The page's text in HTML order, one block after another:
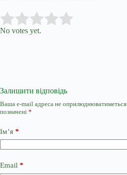
Rate this item:
No votes yet.
Залишити відповідь
Ваша e-mail адреса не оприлюднюватиметься.
позначені *
Ім’я *
Email *